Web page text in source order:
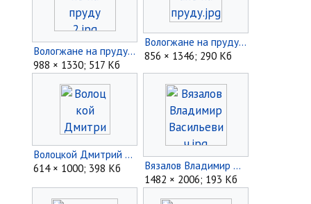
Вологжане на пруду 2.jpg
988 × 1330; 517 Кб
Вологжане на пруду.jpg
856 × 1346; 290 Кб
Волоцкой Дмитрий Владимирович.jpg
614 × 1000; 398 Кб
Вязалов Владимир Васильевич.jpg
1482 × 2006; 193 Кб